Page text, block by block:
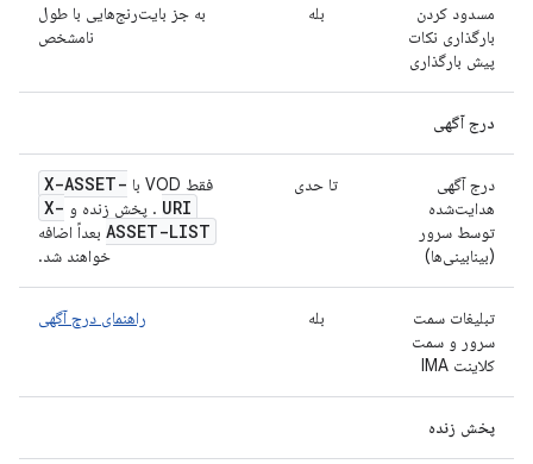
مسدود کردن
بارگذاری نکات
پیش بارگذاری
بله
به جز بایت‌رنج‌هایی با طول
نامشخص
درج آگهی
درج آگهی
هدایت‌شده
توسط سرور
(بینابینی‌ها)
تا حدی فقط VOD با
X-ASSET-
URI . پخش زنده و X-
ASSET-LIST بعداً اضافه
خواهند شد.
تبلیغات سمت
سرور و سمت
کلاینت IMA
بله راهنمای درج آگهی
پخش زنده